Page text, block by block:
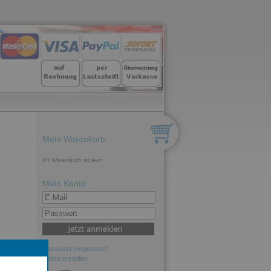
Mein Warenkorb:
Ihr Warenkorb ist leer
Mein Konto:
Passwort vergessen?
Konto erstellen